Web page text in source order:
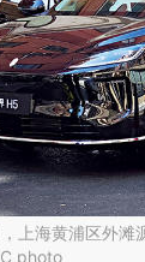
上海黄浦区外滩
photo